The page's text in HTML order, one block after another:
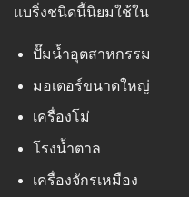
แบริ่งชนิดนี้นิยมใช้ใน
ปั๊มน้ำอุตสาหกรรม
มอเตอร์ขนาดใหญ่
เครื่องโม่
โรงน้ำตาล
เครื่องจักรเหมือง